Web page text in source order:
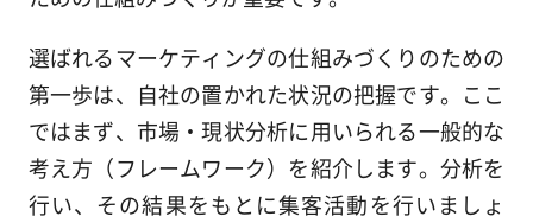
選ばれるマーケティングの仕組みづくりのための
第一歩は、自社の置かれた状況の把握です。ここ
ではまず、市場・現状分析に用いられる一般的な
考え方（フレームワーク）を紹介します。分析を
行い、その結果をもとに集客活動を行いましょ